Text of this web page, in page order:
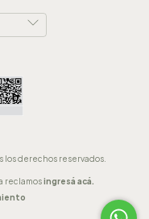
los derechos reservados.
reclamosingresá acá.